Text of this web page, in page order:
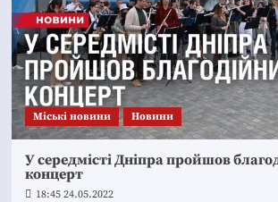
Mіські новини Новини
У середмісті Дніпра пройшов
концерт
18:45 24.05.2022